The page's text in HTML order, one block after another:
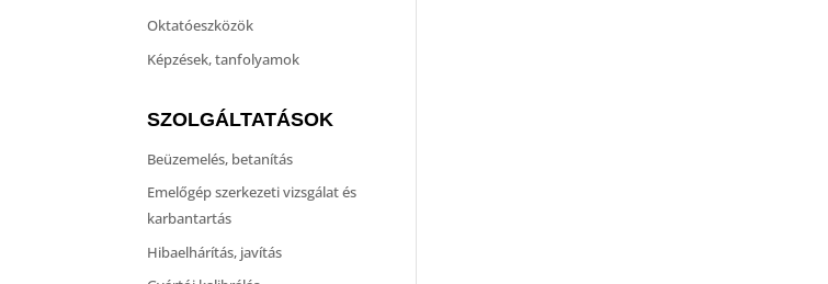
Oktatóeszközök
Képzések, tanfolyamok
SZOLGÁLTATÁSOK
Beüzemelés, betanítás
Emelőgép szerkezeti vizsgálat és
karbantartás
Hibaelhárítás, javítás